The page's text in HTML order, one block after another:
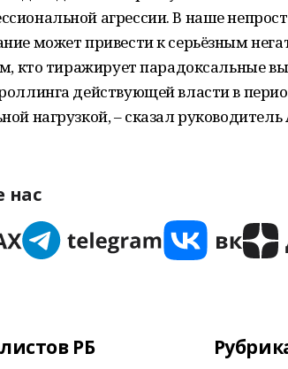
агрессии. В наше
может привести к серьёзным
кто тиражирует парадоксальные
действующей власти в
нагрузкой, – сказал
нас
РБ